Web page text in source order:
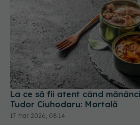
La ce să fii atent când
Tudor Ciuhodaru: Mortală
17 mar 2026, 08:14